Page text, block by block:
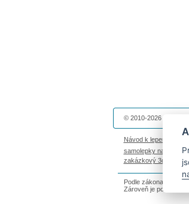
© 2010-2026
Návod k lepení
samolepky na auto
|
zakázkový 3d tisk
Podle zákona o
Zároveň je povinen